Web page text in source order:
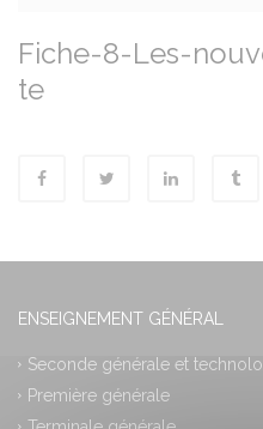
Fiche-8-Les-
te
ENSEIGNEMENT GÉNÉRAL
Seconde générale et
Première générale